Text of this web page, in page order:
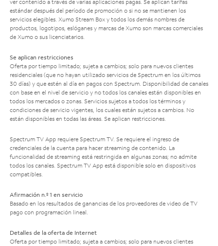
ver contenido a través de varias aplicaciones pagas. Se aplican tarifas
estándar después del período de promoción o si no se mantienen los
servicios elegibles. Xumo Stream Box y todos los demás nombres de
productos, logotipos, eslóganes y marcas de Xumo son marcas comerciales
de Xumo o sus licenciatarios.
Se aplican restricciones
Oferta por tiempo limitado; sujeta a cambios; solo para nuevos clientes
residenciales (que no hayan utilizado servicios de Spectrum en los últimos
30 días) y que estén al día en pagos con Spectrum. Disponibilidad de canales
con base en el nivel de servicio y no todos los canales están disponibles en
todos los mercados o zonas. Servicios sujetos a todos los términos y
condiciones de servicio vigentes, los cuales están sujetos a cambios. No
están disponibles en todas las áreas. Se aplican restricciones.
Spectrum TV App requiere Spectrum TV. Se requiere el ingreso de
credenciales de la cuenta para hacer streaming de contenido. La
funcionalidad de streaming está restringida en algunas zonas; no admite
todos los canales. Spectrum TV App está disponible solo en dispositivos
compatibles.
Afirmación n.º 1 en servicio
Basado en los resultados de ganancias de los proveedores de video de TV
pago con programación lineal.
Detalles de la oferta de Internet
Oferta por tiempo limitado; sujeta a cambios; solo para nuevos clientes